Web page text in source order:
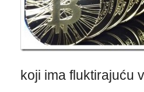
koji ima fluktirajuću